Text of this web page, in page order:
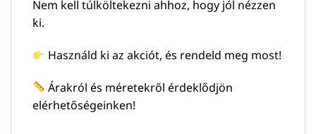
Nem kell túlköltekezni ahhoz, hogy jól nézzen
ki.
Használd ki az akciót, és rendeld meg most!
Árakról és méretekről érdeklődjön
elérhetőségeinken!